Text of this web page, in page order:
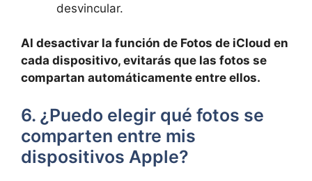
desvincular.
Al desactivar la función de Fotos de iCloud ​en
cada dispositivo, evitarás que las fotos se
compartan automáticamente entre ellos.
6.‍ ¿Puedo elegir qué​ fotos se
comparten⁤ entre ‌mis
dispositivos Apple?